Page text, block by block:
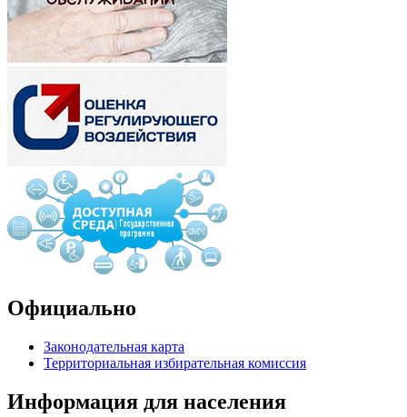
Официально
Законодательная карта
Территориальная избирательная комиссия
Информация для населения